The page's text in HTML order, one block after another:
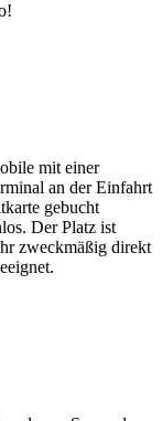
mit einer
an der Einfahrt
gebucht
Der Platz ist
zweckmäßig direkt